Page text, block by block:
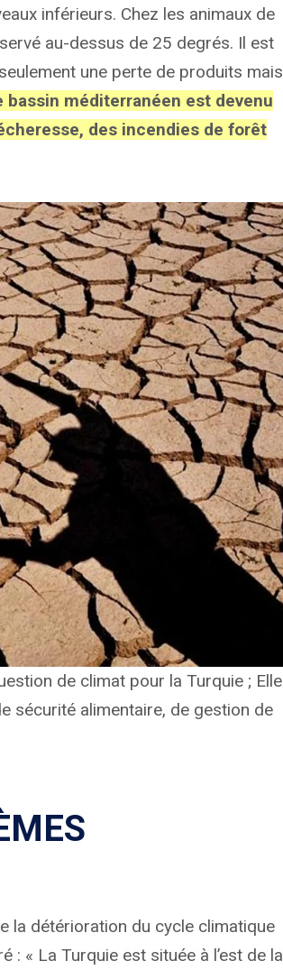
inférieurs. Chez les animaux de
au-dessus de 25 degrés. Il est
une perte de produits mais
bassin méditerranéen est devenu
des incendies de forêt
de climat pour la Turquie ; Elle
sécurité alimentaire, de gestion de
la détérioration du cycle climatique
« La Turquie est située à l’est de la